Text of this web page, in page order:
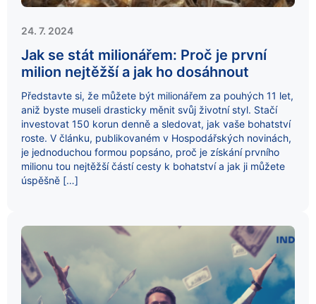
24. 7. 2024
Jak se stát milionářem: Proč je první
milion nejtěžší a jak ho dosáhnout
Představte si, že můžete být milionářem za pouhých 11 let,
aniž byste museli drasticky měnit svůj životní styl. Stačí
investovat 150 korun denně a sledovat, jak vaše bohatství
roste. V článku, publikovaném v Hospodářských novinách,
je jednoduchou formou popsáno, proč je získání prvního
milionu tou nejtěžší částí cesty k bohatství a jak ji můžete
úspěšně […]